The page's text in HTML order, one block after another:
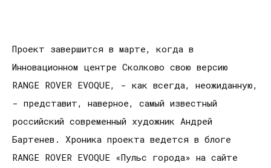
Проект завершится в марте, когда в
Инновационном центре Сколково свою версию
RANGE ROVER EVOQUE, - как всегда, неожиданную,
- представит, наверное, самый известный
российский современный художник Андрей
Бартенев. Хроника проекта ведется в блоге
RANGE ROVER EVOQUE «Пульс города» на сайте